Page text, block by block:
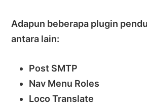
Adapun beberapa plugin
antara lain:
Post SMTP
Nav Menu Roles
Loco Translate